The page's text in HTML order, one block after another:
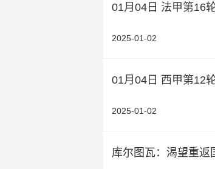
01月04日 法甲第16
2025-01-02
01月04日 西甲第12
2025-01-02
库尔图瓦：渴望重返